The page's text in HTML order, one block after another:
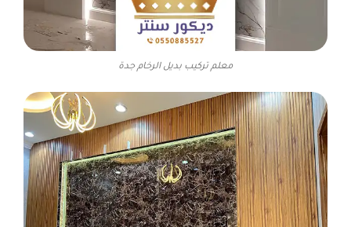
معلم تركيب بديل الرخام جدة